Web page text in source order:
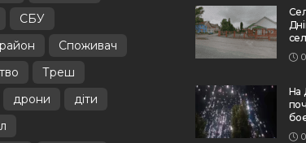
СБУ
Споживач
Треш
дрони
діти
На